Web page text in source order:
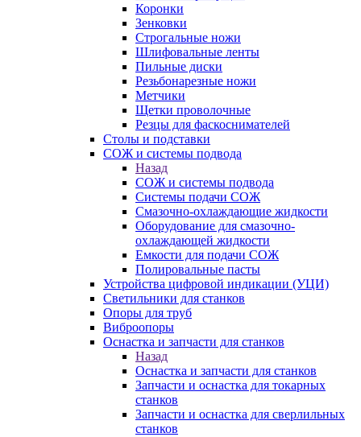
Коронки
Зенковки
Строгальные ножи
Шлифовальные ленты
Пильные диски
Резьбонарезные ножи
Метчики
Щетки проволочные
Резцы для фаскоснимателей
Столы и подставки
СОЖ и системы подвода
Назад
СОЖ и системы подвода
Системы подачи СОЖ
Смазочно-охлаждающие жидкости
Оборудование для смазочно-
охлаждающей жидкости
Емкости для подачи СОЖ
Полировальные пасты
Устройства цифровой индикации (УЦИ)
Светильники для станков
Опоры для труб
Виброопоры
Оснастка и запчасти для станков
Назад
Оснастка и запчасти для станков
Запчасти и оснастка для токарных
станков
Запчасти и оснастка для сверлильных
станков